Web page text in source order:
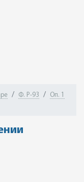
Ф. Р-93 Оп. 1